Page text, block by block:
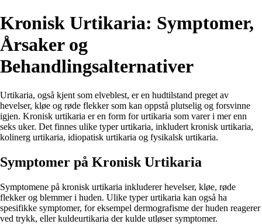
Kronisk Urtikaria: Symptomer,
Årsaker og
Behandlingsalternativer
Urtikaria, også kjent som elveblest, er en hudtilstand preget av
hevelser, kløe og røde flekker som kan oppstå plutselig og forsvinne
igjen. Kronisk urtikaria er en form for urtikaria som varer i mer enn
seks uker. Det finnes ulike typer urtikaria, inkludert kronisk urtikaria,
kolinerg urtikaria, idiopatisk urtikaria og fysikalsk urtikaria.
Symptomer på Kronisk Urtikaria
Symptomene på kronisk urtikaria inkluderer hevelser, kløe, røde
flekker og blemmer i huden. Ulike typer urtikaria kan også ha
spesifikke symptomer, for eksempel dermografisme der huden reagerer
ved trykk, eller kuldeurtikaria der kulde utløser symptomer.